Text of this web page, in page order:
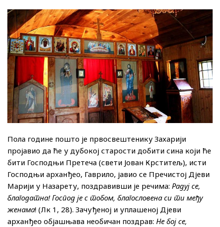
Пола године пошто је првосвештенику Захарији
пројавио да ће у дубокој старости добити сина који ће
бити Господњи Претеча (свети Јован Крститељ), исти
Господњи арханђео, Гаврило, јавио се Пречистој Дјеви
Марији у Назарету, поздравивши је речима: Радуј се,
благодатна! Господ је с тобом, благословена си ти међу
женама! (Лк 1, 28). Зачуђеној и уплашеној Дјеви
арханђео објашњава необичан поздрав: Не бој се,